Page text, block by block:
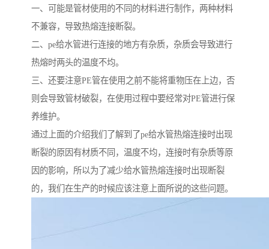
一、可能是管材使用的不同的材料进行制作，两种材料
不兼容，导致热熔连接断裂。
二、pe给水管进行连接的地方有杂质，杂质会导致进行
热熔时两头的温度不均。
三、还要注意PE管在使用之前不能将重物压在上边，否
则会导致管材破裂，在使用过程中要经常对PE管进行保
养维护。
通过上面的介绍我们了解到了pe给水管热熔连接时出现
断裂的原因有材质不同，温度不均，连接时有杂质等原
因的影响，所以为了减少给水管热熔连接时出现断裂
的，我们在生产的时候应该注意上面所说的这些问题。